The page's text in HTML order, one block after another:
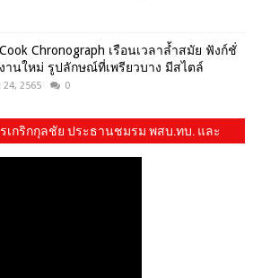
Chronograph เรือนเวลาล้ำสมัย ฟังก์ชั่
านใหม่ รูปลักษณ์ที่เพรียวบาง มีสไตล์
24, 2565 0
กริกกุลชัย ประธานชมรม พสบ.ทบ. และ​